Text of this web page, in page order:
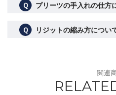
Ｑ プリーツの手入れの仕方
Ｑ リジットの縮み方につい
関連